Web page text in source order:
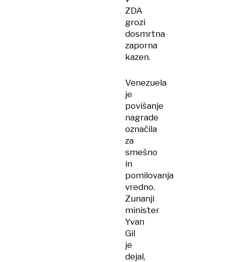
ZDA
grozi
dosmrtna
zaporna
kazen.
Venezuela
je
povišanje
nagrade
označila
za
smešno
in
pomilovanja
vredno.
Zunanji
minister
Yvan
Gil
je
dejal,